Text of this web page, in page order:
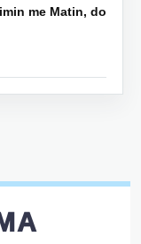
me Matin, do